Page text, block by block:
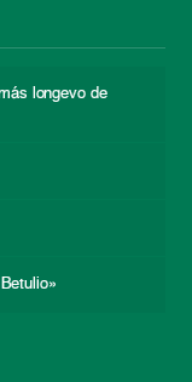
longevo de